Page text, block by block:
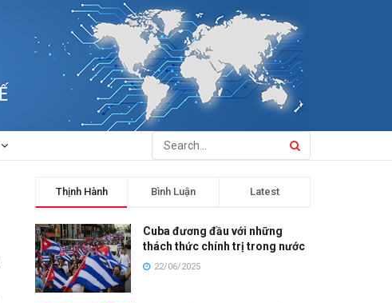
Thịnh Hành Bình Luận Latest
Cuba đương đầu với những
thách thức chính trị trong nước
22/06/2025